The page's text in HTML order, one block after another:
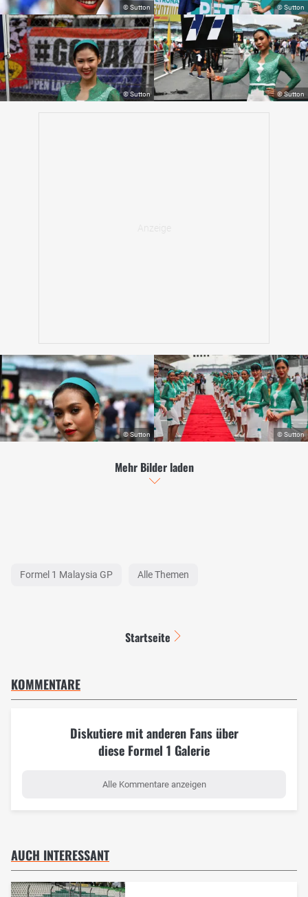
Mehr Bilder laden
Formel 1 Malaysia GP Alle Themen
Startseite
KOMMENTARE
Diskutiere mit anderen Fans über
diese Formel 1 Galerie
Alle Kommentare anzeigen
AUCH INTERESSANT